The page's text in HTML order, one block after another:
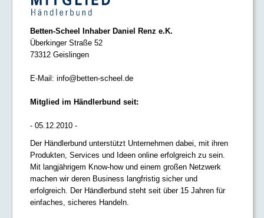
Betten-Scheel Inhaber Daniel Renz e.K.
Überkinger Straße 52
73312 Geislingen
E-Mail: info@betten-scheel.de
Mitglied im Händlerbund seit:
- 05.12.2010 -
Der Händlerbund unterstützt Unternehmen dabei, mit ihren
Produkten, Services und Ideen online erfolgreich zu sein.
Mit langjährigem Know-how und einem großen Netzwerk
machen wir deren Business langfristig sicher und
erfolgreich. Der Händlerbund steht seit über 15 Jahren für
einfaches, sicheres Handeln.